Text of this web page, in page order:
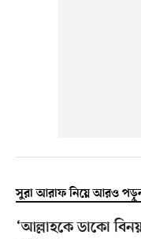
সুরা আরাফ নিয়ে আরও
‘আল্লাহকে ডাকো